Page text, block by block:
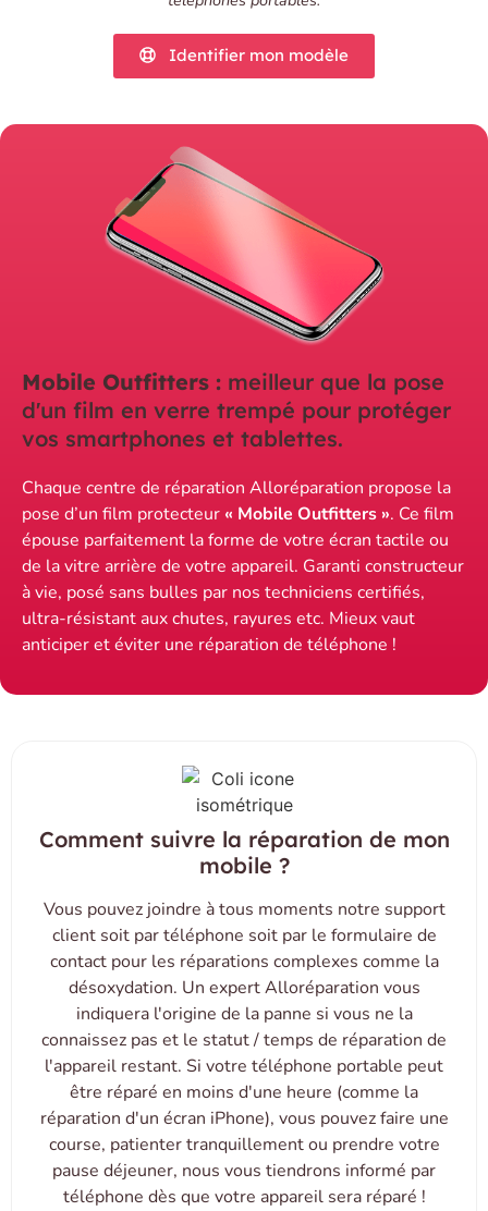
Identifier mon modèle
Mobile Outfitters : meilleur que la pose
d'un film en verre trempé pour protéger
vos smartphones et tablettes.
Chaque centre de réparation Alloréparation propose la
pose d’un film protecteur « Mobile Outfitters ». Ce film
épouse parfaitement la forme de votre écran tactile ou
de la vitre arrière de votre appareil. Garanti constructeur
à vie, posé sans bulles par nos techniciens certifiés,
ultra-résistant aux chutes, rayures etc. Mieux vaut
anticiper et éviter une réparation de téléphone !
Comment suivre la réparation de mon
mobile ?
Vous pouvez joindre à tous moments notre support
client soit par téléphone soit par le formulaire de
contact pour les réparations complexes comme la
désoxydation. Un expert Alloréparation vous
indiquera l'origine de la panne si vous ne la
connaissez pas et le statut / temps de réparation de
l'appareil restant. Si votre téléphone portable peut
être réparé en moins d'une heure (comme la
réparation d'un écran iPhone), vous pouvez faire une
course, patienter tranquillement ou prendre votre
pause déjeuner, nous vous tiendrons informé par
téléphone dès que votre appareil sera réparé !